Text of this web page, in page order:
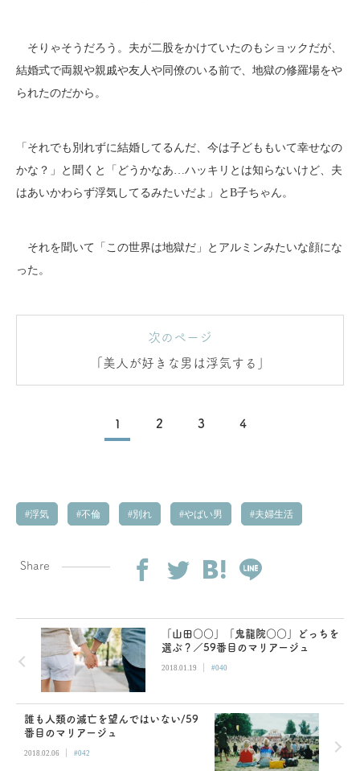
そりゃそうだろう。夫が二股をかけていたのもショックだが、
結婚式で両親や親戚や友人や同僚のいる前で、地獄の修羅場をや
られたのだから。
「それでも別れずに結婚してるんだ、今は子どももいて幸せなの
かな？」と聞くと「どうかなあ…ハッキリとは知らないけど、夫
はあいかわらず浮気してるみたいだよ」とB子ちゃん。
それを聞いて「この世界は地獄だ」とアルミンみたいな顔にな
った。
次のページ
「美人が好きな男は浮気する」
1 2 3 4
浮気 不倫 別れ やばい男 夫婦生活
Share
「山田○○」「鬼龍院○○」どっちを
選ぶ？／59番目のマリアージュ
2018.01.19 | #040
誰も人類の滅亡を望んではいない/59
番目のマリアージュ
2018.02.06 | #042